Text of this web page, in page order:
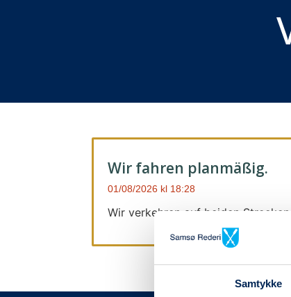
Samtykke
Wir fahren planmäßig.
01/08/2026 18:28
Wir verkehren auf beiden Strecken